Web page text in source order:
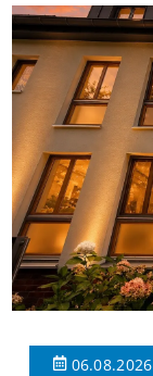
06.08.2026